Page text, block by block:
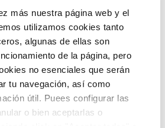
más nuestra página web y el
utilizamos cookies tanto
algunas de ellas son
de la página, pero
no esenciales que serán
tu navegación, así como
útil. Puees configurar las
o bien aceptarlas o
(1)